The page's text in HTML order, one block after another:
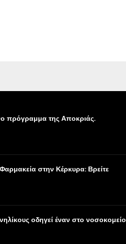
πρόγραμμα της Αποκριάς.
στην Κέρκυρα: Βρείτε
οδηγεί έναν στο νοσοκομείο